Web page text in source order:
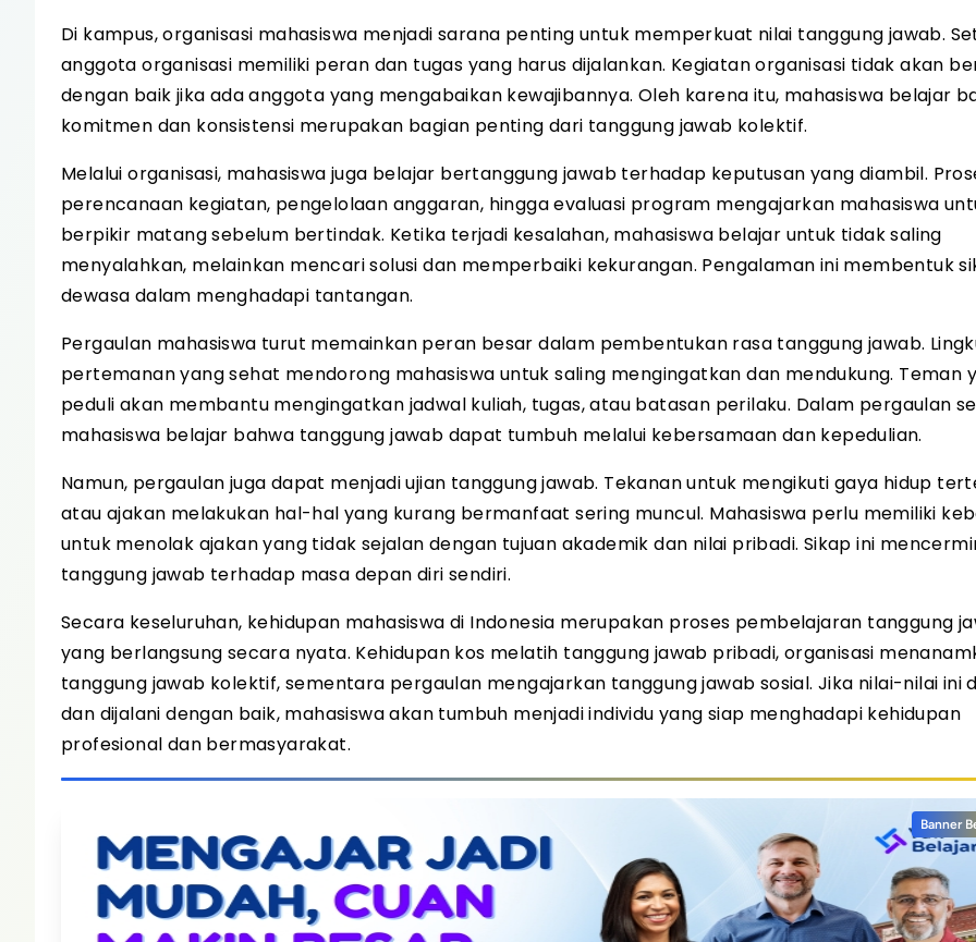
Di kampus, organisasi mahasiswa menjadi sarana penting untuk memperkuat nilai tanggung jawab.
anggota organisasi memiliki peran dan tugas yang harus dijalankan. Kegiatan organisasi tidak akan
dengan baik jika ada anggota yang mengabaikan kewajibannya. Oleh karena itu, mahasiswa belajar
komitmen dan konsistensi merupakan bagian penting dari tanggung jawab kolektif.
Melalui organisasi, mahasiswa juga belajar bertanggung jawab terhadap keputusan yang diambil.
perencanaan kegiatan, pengelolaan anggaran, hingga evaluasi program mengajarkan mahasiswa
berpikir matang sebelum bertindak. Ketika terjadi kesalahan, mahasiswa belajar untuk tidak saling
menyalahkan, melainkan mencari solusi dan memperbaiki kekurangan. Pengalaman ini membentuk
dewasa dalam menghadapi tantangan.
Pergaulan mahasiswa turut memainkan peran besar dalam pembentukan rasa tanggung jawab.
pertemanan yang sehat mendorong mahasiswa untuk saling mengingatkan dan mendukung. Teman
peduli akan membantu mengingatkan jadwal kuliah, tugas, atau batasan perilaku. Dalam pergaulan
mahasiswa belajar bahwa tanggung jawab dapat tumbuh melalui kebersamaan dan kepedulian.
Namun, pergaulan juga dapat menjadi ujian tanggung jawab. Tekanan untuk mengikuti gaya hidup
atau ajakan melakukan hal-hal yang kurang bermanfaat sering muncul. Mahasiswa perlu memiliki
untuk menolak ajakan yang tidak sejalan dengan tujuan akademik dan nilai pribadi. Sikap ini
tanggung jawab terhadap masa depan diri sendiri.
Secara keseluruhan, kehidupan mahasiswa di Indonesia merupakan proses pembelajaran tanggung
yang berlangsung secara nyata. Kehidupan kos melatih tanggung jawab pribadi, organisasi
tanggung jawab kolektif, sementara pergaulan mengajarkan tanggung jawab sosial. Jika nilai-nilai ini
dan dijalani dengan baik, mahasiswa akan tumbuh menjadi individu yang siap menghadapi kehidupan
profesional dan bermasyarakat.
Banner